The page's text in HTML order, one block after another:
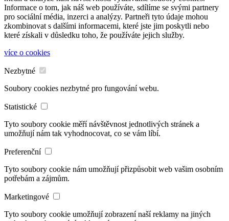
Informace o tom, jak náš web používáte, sdílíme se svými partnery
pro sociální média, inzerci a analýzy. Partneři tyto údaje mohou
zkombinovat s dalšími informacemi, které jste jim poskytli nebo
které získali v důsledku toho, že používáte jejich služby.
více o cookies
Nezbytné
Soubory cookies nezbytné pro fungování webu.
Statistické
Tyto soubory cookie měří návštěvnost jednotlivých stránek a
umožňují nám tak vyhodnocovat, co se vám líbí.
Preferenční
Tyto soubory cookie nám umožňují přizpůsobit web vašim osobním
potřebám a zájmům.
Marketingové
Tyto soubory cookie umožňují zobrazení naší reklamy na jiných